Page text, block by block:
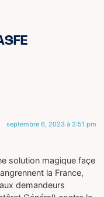
septembre 6, 2023 à 2:51 pm
solution magique façe
la France,
demandeurs